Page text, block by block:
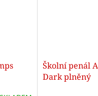
Školní penál
Dark plněný